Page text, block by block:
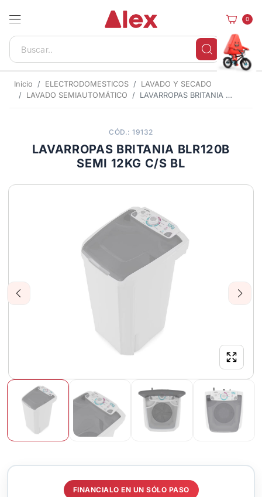
0
Inicio ELECTRODOMESTICOS
LAVADO Y SECADO
LAVADO SEMIAUTOMÁTICO
LAVARROPAS BRITANIA BLR120B SEMI 12KG C/S BL
CÓD.: 19132
LAVARROPAS BRITANIA BLR120B
SEMI 12KG C/S BL
Previous Next
FINANCIALO EN UN SÓLO PASO